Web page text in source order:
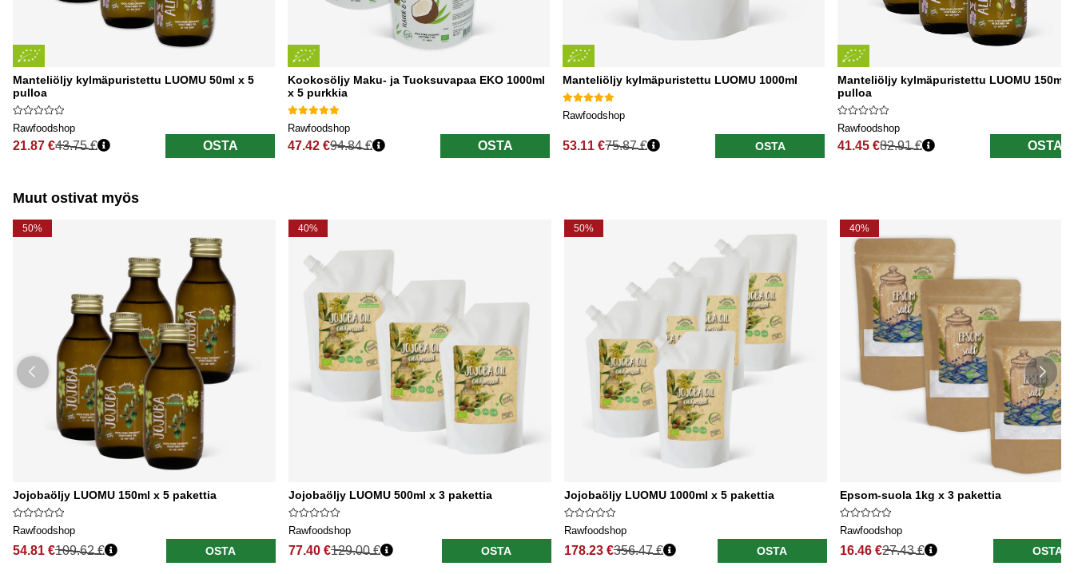
Manteliöljy kylmäpuristettu LUOMU 50ml x 5
pulloa
Rawfoodshop
21.87 €
Normaali hinta
43.75 € OSTA
Kookosöljy Maku- ja Tuoksuvapaa EKO 1000ml
x 5 purkkia
Rawfoodshop
47.42 €
Normaali hinta
94.84 € OSTA
Manteliöljy kylmäpuristettu LUOMU 1000ml
Rawfoodshop
53.11 €
Normaali hinta
75.87 € OSTA
Manteliöljy kylmäpuristettu LUOMU 150ml
pulloa
Rawfoodshop
41.45 €
Normaali hinta
82.91 € OSTA
Muut ostivat myös
50%
Jojobaöljy LUOMU 150ml x 5 pakettia
Rawfoodshop
54.81 €109.62 € OSTA
40%
Jojobaöljy LUOMU 500ml x 3 pakettia
Rawfoodshop
77.40 €129.00 € OSTA
50%
Jojobaöljy LUOMU 1000ml x 5 pakettia
Rawfoodshop
178.23 €356.47 € OSTA
40%
Epsom-suola 1kg x 3 pakettia
Rawfoodshop
16.46 €27.43 € OSTA